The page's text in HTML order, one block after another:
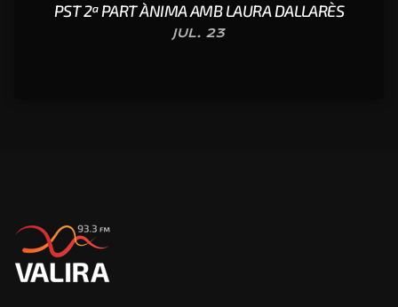
PST 2ª PART ÀNIMA AMB LAURA DALLARÈS
JUL. 23